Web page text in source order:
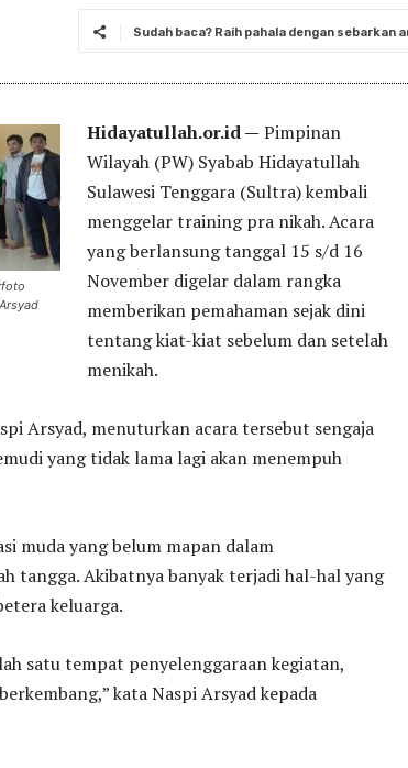
Sudah baca? Raih pahala dengan sebarkan
Hidayatullah.or.id — Pimpinan
Wilayah (PW) Syabab Hidayatullah
Sulawesi Tenggara (Sultra) kembali
menggelar training pra nikah. Acara
yang berlansung tanggal 15 s/d 16
November digelar dalam rangka
memberikan pemahaman sejak dini
tentang kiat-kiat sebelum dan setelah
menikah.
Arsyad, menuturkan acara tersebut sengaja
yang tidak lama lagi akan menempuh
muda yang belum mapan dalam
tangga. Akibatnya banyak terjadi hal-hal yang
keluarga.
satu tempat penyelenggaraan kegiatan,
kata Naspi Arsyad kepada